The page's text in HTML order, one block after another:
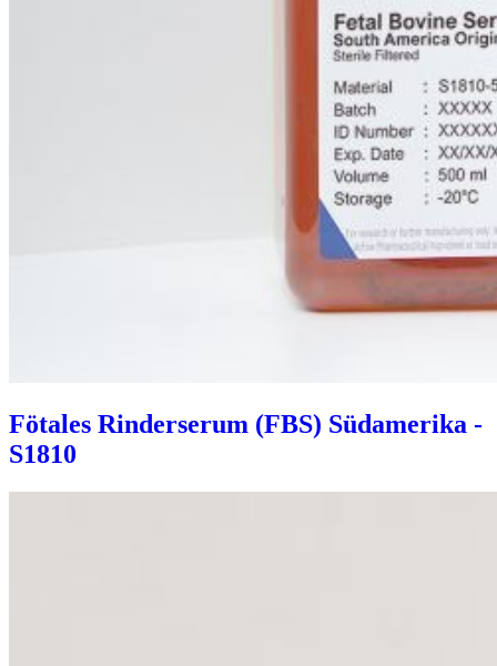
Fötales Rinderserum (FBS) Südamerika -
S1810